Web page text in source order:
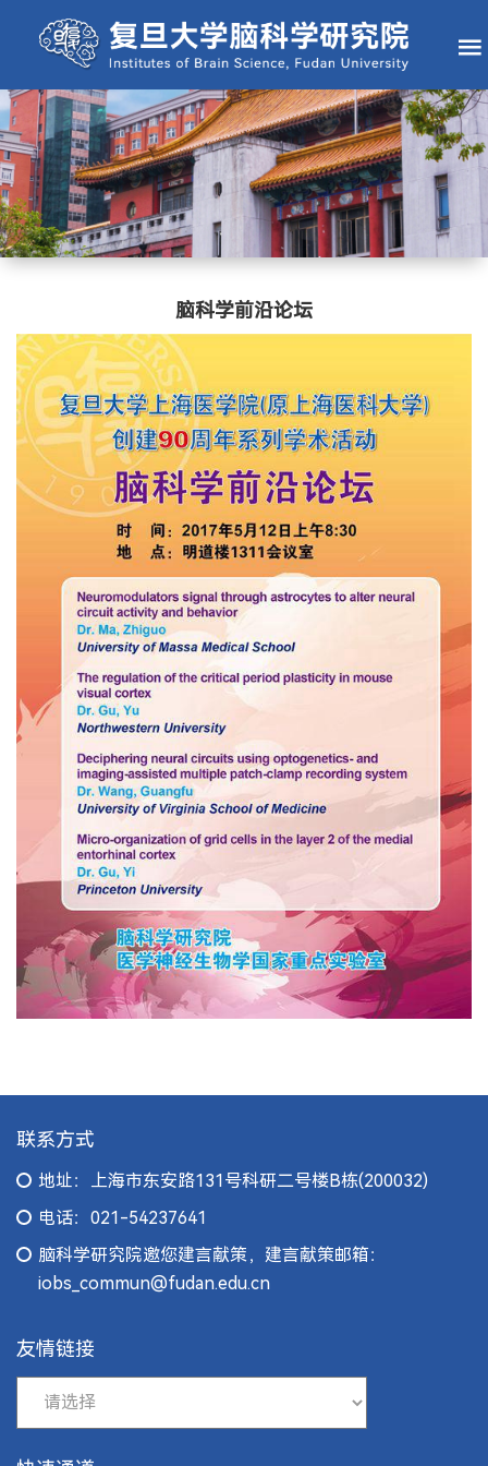
脑科学前沿论坛
联系方式
地址：上海市东安路131号科研二号楼B栋(200032)
电话：021-54237641
脑科学研究院邀您建言献策，建言献策邮箱：
iobs_commun@fudan.edu.cn
友情链接